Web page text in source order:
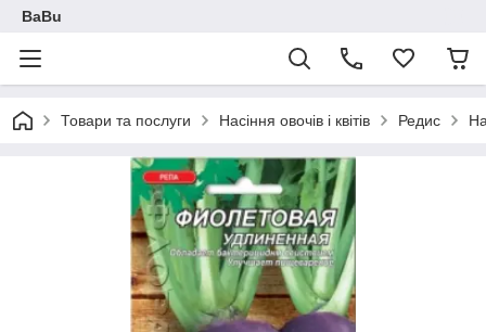
BaBu
Товари та послуги Насіння овочів і квітів Редис